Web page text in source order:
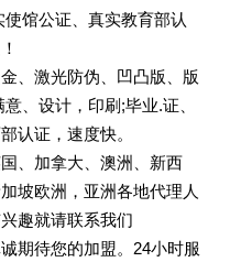
馆公证、真实教育部认
、激光防伪、凹凸版、版
、设计，印刷;毕业.证、
认证，速度快。
、加拿大、澳洲、新西
坡欧洲，亚洲各地代理人
趣就请联系我们
期待您的加盟。24小时服